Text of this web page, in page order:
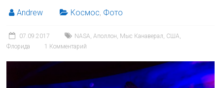
Andrew Космос, Фото
07.09.2017 NASA ,Аполлон Мыс Канаверал США
Флорида
1 Комментарий